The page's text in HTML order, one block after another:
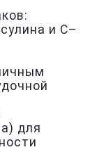
и С–
для